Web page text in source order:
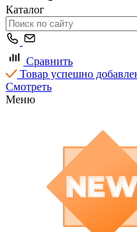
Каталог
Сравнить
Товар успешно
Смотреть
Меню